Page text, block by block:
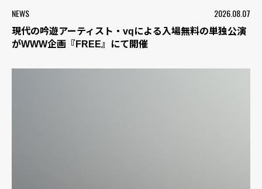
NEWS 2026.08.07
現代の吟遊アーティスト・vqによる入場無料の単独公演
がWWW企画『FREE』にて開催